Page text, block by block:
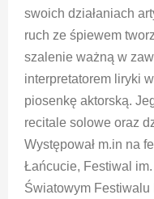
swoich działaniach
ruch ze śpiewem
szalenie ważną w
interpretatorem liryki
piosenkę aktorską.
recitale solowe oraz
Występował m.in na
Łańcucie, Festiwal
Światowym